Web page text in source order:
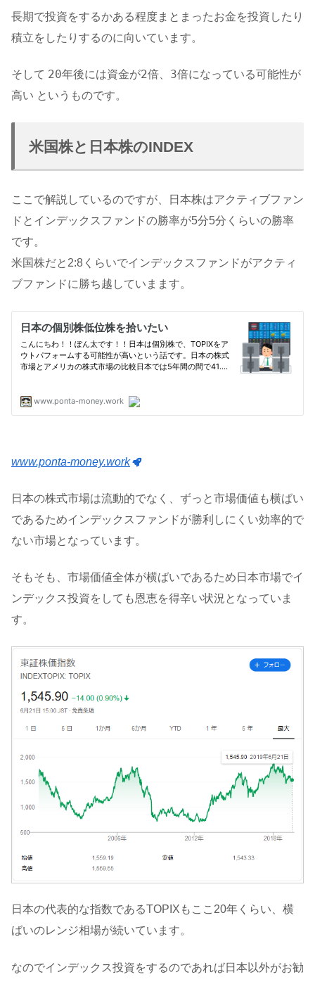
長期で投資をするかある程度まとまったお金を投資したり
積立をしたりするのに向いています。
そして 20年後には資金が2倍、3倍になっている可能性が
高い というものです。
米国株と日本株のINDEX
ここで解説しているのですが、日本株はアクティブファン
ドとインデックスファンドの勝率が5分5分くらいの勝率
です。
米国株だと2:8くらいでインデックスファンドがアクティ
ブファンドに勝ち越していまます。
www.ponta-money.work
日本の株式市場は流動的でなく、ずっと市場価値も横ばい
であるためインデックスファンドが勝利しにくい効率的で
ない市場となっています。
そもそも、市場価値全体が横ばいであるため日本市場でイ
ンデックス投資をしても恩恵を得辛い状況となっていま
す。
日本の代表的な指数であるTOPIXもここ20年くらい、横
ばいのレンジ相場が続いています。
なのでインデックス投資をするのであれば日本以外がお勧